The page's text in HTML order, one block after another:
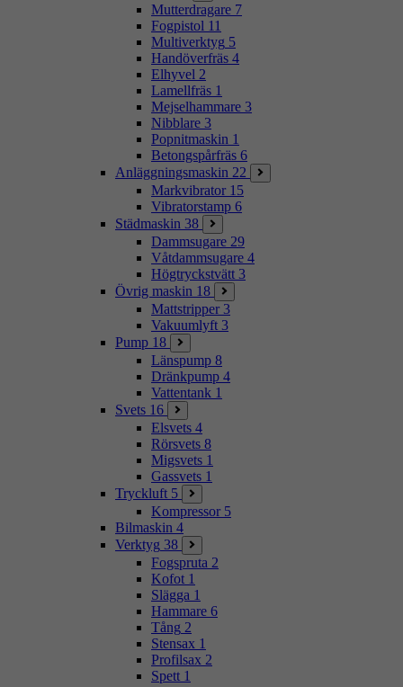
Mutterdragare 7
Fogpistol 11
Multiverktyg 5
Handöverfräs 4
Elhyvel 2
Lamellfräs 1
Mejselhammare 3
Nibblare 3
Popnitmaskin 1
Betongspårfräs 6
Anläggningsmaskin 22
Markvibrator 15
Vibratorstamp 6
Städmaskin 38
Dammsugare 29
Våtdammsugare 4
Högtryckstvätt 3
Övrig maskin 18
Mattstripper 3
Vakuumlyft 3
Pump 18
Länspump 8
Dränkpump 4
Vattentank 1
Svets 16
Elsvets 4
Rörsvets 8
Migsvets 1
Gassvets 1
Tryckluft 5
Kompressor 5
Bilmaskin 4
Verktyg 38
Fogspruta 2
Kofot 1
Slägga 1
Hammare 6
Tång 2
Stensax 1
Profilsax 2
Spett 1